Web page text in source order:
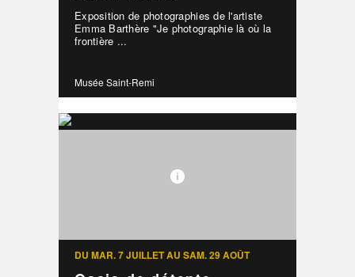
Exposition de photographies de l'artiste
Emma Barthère "Je photographie là où la
frontière ...
Musée Saint-Remi
DU MAR. 7 JUILLET AU SAM. 29 AOÛT